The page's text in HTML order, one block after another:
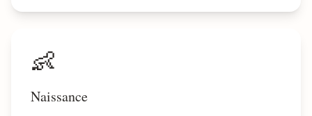
👶
Naissance